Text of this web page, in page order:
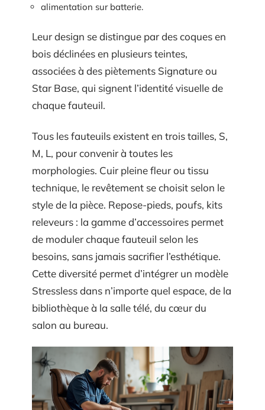
alimentation sur batterie.
Leur design se distingue par des coques en
bois déclinées en plusieurs teintes,
associées à des piètements Signature ou
Star Base, qui signent l’identité visuelle de
chaque fauteuil.
Tous les fauteuils existent en trois tailles, S,
M, L, pour convenir à toutes les
morphologies. Cuir pleine fleur ou tissu
technique, le revêtement se choisit selon le
style de la pièce. Repose-pieds, poufs, kits
releveurs : la gamme d’accessoires permet
de moduler chaque fauteuil selon les
besoins, sans jamais sacrifier l’esthétique.
Cette diversité permet d’intégrer un modèle
Stressless dans n’importe quel espace, de la
bibliothèque à la salle télé, du cœur du
salon au bureau.